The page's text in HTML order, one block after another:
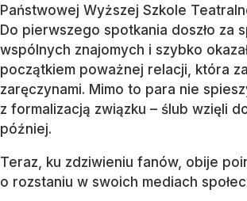
Państwowej Wyższej Szkole
Do pierwszego spotkania doszło za
wspólnych znajomych i szybko
początkiem poważnej relacji, która
zaręczynami. Mimo to para nie
z formalizacją związku – ślub wzięli
później.
Teraz, ku zdziwieniu fanów, obije
o rozstaniu w swoich mediach